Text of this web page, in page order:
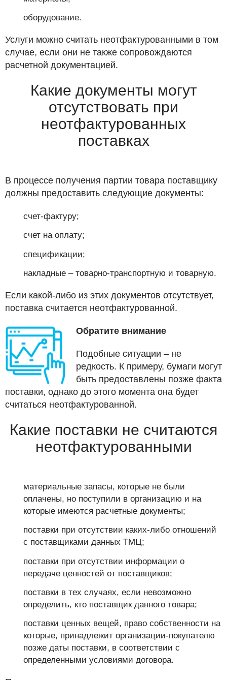
оборудование.
Услуги можно считать неотфактурованными в том
случае, если они не также сопровождаются
расчетной документацией.
Какие документы могут
отсутствовать при
неотфактурованных
поставках
В процессе получения партии товара поставщику
должны предоставить следующие документы:
счет-фактуру;
счет на оплату;
спецификации;
накладные – товарно-транспортную и товарную.
Если какой-либо из этих документов отсутствует,
поставка считается неотфактурованной.
Обратите внимание
Подобные ситуации – не
редкость. К примеру, бумаги могут
быть предоставлены позже факта
поставки, однако до этого момента она будет
считаться неотфактурованной.
Какие поставки не считаются
неотфактурованными
материальные запасы, которые не были
оплачены, но поступили в организацию и на
которые имеются расчетные документы;
поставки при отсутствии каких-либо отношений
с поставщиками данных ТМЦ;
поставки при отсутствии информации о
передаче ценностей от поставщиков;
поставки в тех случаях, если невозможно
определить, кто поставщик данного товара;
поставки ценных вещей, право собственности на
которые, принадлежит организации-покупателю
позже даты поставки, в соответствии с
определенными условиями договора.